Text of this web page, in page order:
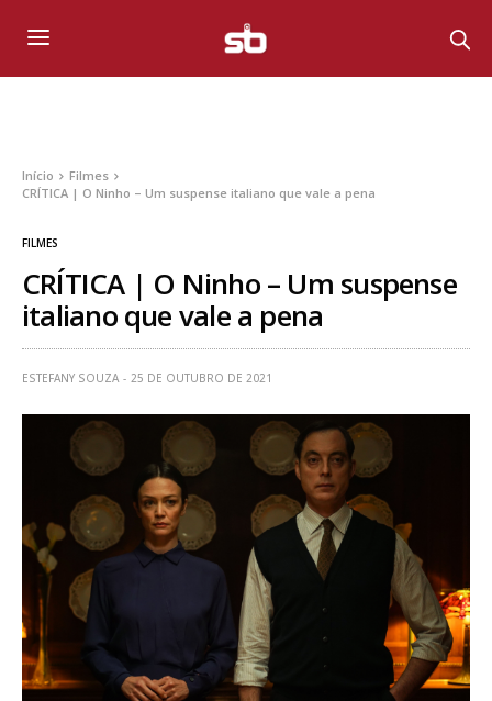
Início
Filmes
CRÍTICA | O Ninho – Um suspense italiano que vale a pena
FILMES
CRÍTICA | O Ninho – Um suspense
italiano que vale a pena
ESTEFANY SOUZA 25 DE OUTUBRO DE 2021